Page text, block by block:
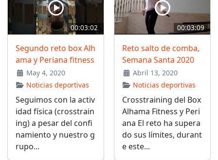
00:03:02
Segundo reto box Alh
ama y Periana fitness
May 4, 2020
Noticias deportivas
Seguimos con la activ
idad física (crosstrain
ing) a pesar del confi
namiento y nuestro g
rupo...
00:03:09
Reto salto de comba,
Semana Santa 2020
Abril 13, 2020
Noticias deportivas
Crosstraining del Box
Alhama Fitness y Peri
ana El reto ha supera
do sus límites, durant
e este...